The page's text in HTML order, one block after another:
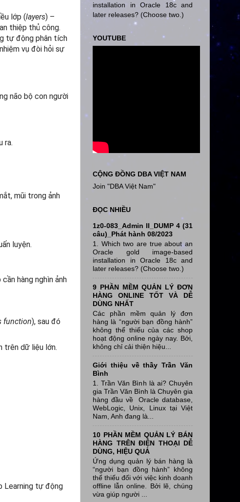
lớp (layers) –
thiệp thủ công.
tự động phân tích
vụ đòi hỏi sự
não bộ con người
ra.
mũi trong ảnh
luyện.
hàng nghìn ảnh
function), sau đó
trên dữ liệu lớn.
Learning tự động
installation in Oracle 18c and
later releases? (Choose two.)
YOUTUBE
CỘNG ĐỒNG DBA VIỆT NAM
Join "DBA Việt Nam"
ĐỌC NHIỀU
1z0-083_Admin II_DUMP 4 (31
câu)_Phát hành 08/2023
1. Which two are true about an
Oracle gold image-based
installation in Oracle 18c and
later releases? (Choose two.)
9 PHẦN MỀM QUẢN LÝ ĐƠN
HÀNG ONLINE TỐT VÀ DỄ
DÙNG NHẤT
Các phần mềm quản lý đơn
hàng là “người bạn đồng hành”
không thể thiếu của các shop
hoạt động online ngày nay. Bởi,
không chỉ cải thiện hiệu...
Giới thiệu về thầy Trần Văn
Bình
1. Trần Văn Bình là ai? Chuyên
gia Trần Văn Bình là Chuyên gia
hàng đầu về Oracle database,
WebLogic, Unix, Linux tại Việt
Nam, Anh đang là...
10 PHẦN MỀM QUẢN LÝ BÁN
HÀNG TRÊN ĐIỆN THOẠI DỄ
DÙNG, HIỆU QUẢ
Ứng dụng quản lý bán hàng là
“người bạn đồng hành” không
thể thiếu đối với việc kinh doanh
offline lẫn online. Bởi lẽ, chúng
vừa giúp người ...